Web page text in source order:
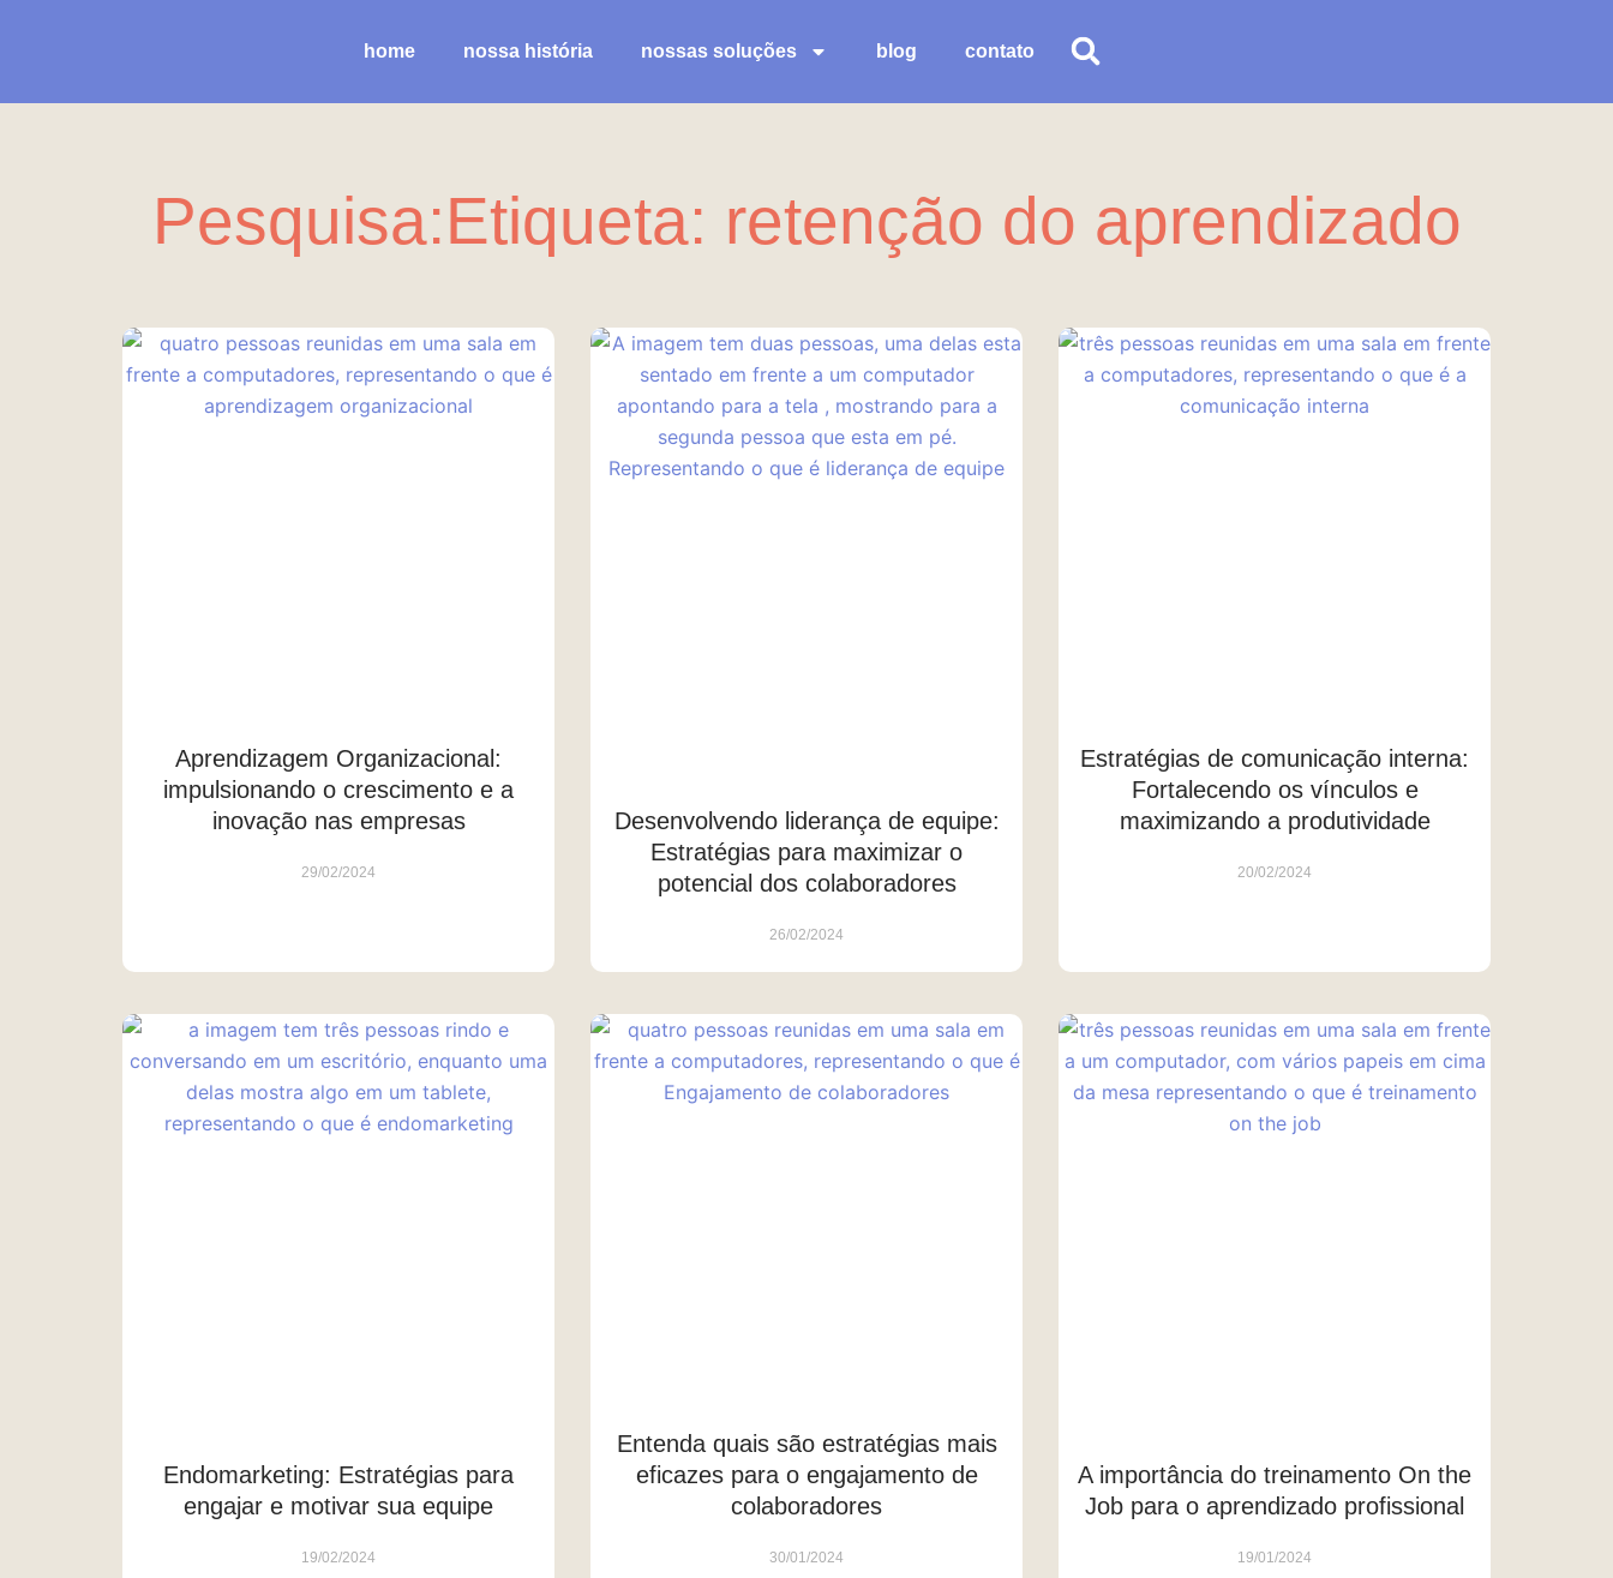
conteúdo
home nossa história nossas soluções blog contato
Pesquisa:Etiqueta: retenção do aprendizado
Aprendizagem Organizacional:
impulsionando o crescimento e a
inovação nas empresas
29/02/2024
Desenvolvendo liderança de equipe:
Estratégias para maximizar o
potencial dos colaboradores
26/02/2024
Estratégias de comunicação interna:
Fortalecendo os vínculos e
maximizando a produtividade
20/02/2024
Endomarketing: Estratégias para
engajar e motivar sua equipe
19/02/2024
Entenda quais são estratégias mais
eficazes para o engajamento de
colaboradores
30/01/2024
A importância do treinamento On the
Job para o aprendizado profissional
19/01/2024